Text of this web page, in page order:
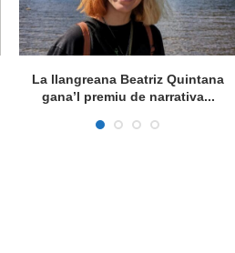
La llangreana Beatriz Quintana
gana’l premiu de narrativa...